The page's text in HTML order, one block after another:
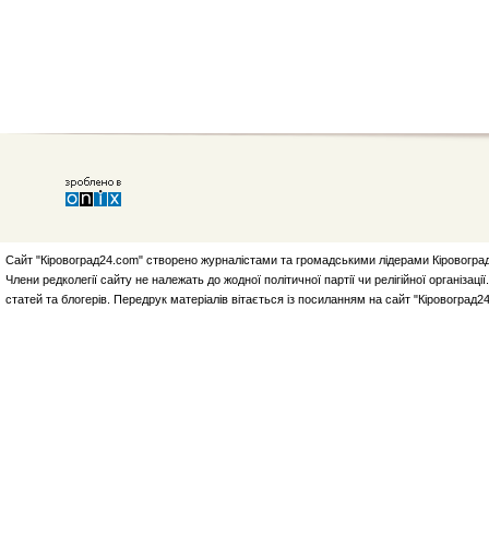
Сайт "Кіровоград24.com" створено журналістами та громадськими лідерами
Члени редколегії сайту не належать до жодної політичної партії чи релігійної
статей та блогерів. Передрук матеріалів вітається із посиланням на сайт